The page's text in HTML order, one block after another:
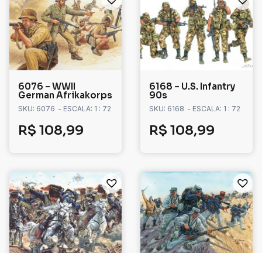
6076 – WWII
German Afrikakorps
SKU: 6076 - ESCALA: 1 : 72
R$ 108,99
6168 – U.S. Infantry
90s
SKU: 6168 - ESCALA: 1 : 72
R$ 108,99